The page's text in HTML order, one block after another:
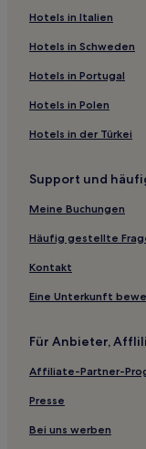
Hotels mit
Hotels mit
Square
Günstige in Harris
Hotels mit
Business in
Günstige in Südost-
Günstige in
Hotels mit
Hotels mit
Hotels mit
Hotels in Italien
Hotels in Schweden
Hotels in Portugal
Hotels in Polen
Hotels in der Türkei
Support und
Meine Buchungen
Häufig gestellte
Kontakt
Eine Unterkunft
Für Anbieter,
Affiliate-Partner-
Presse
Bei uns werben